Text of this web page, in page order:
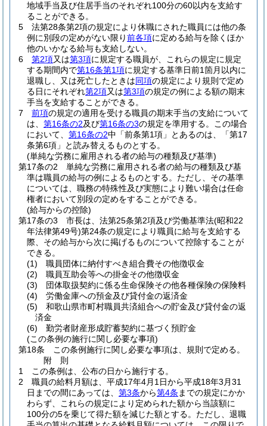
地域手当及び住居手当のそれぞれ100分の60以内を支給す
ることができる。
5
法第28条第2項の規定により休職にされた職員には他の条
例に別段の定めがない限り前各項に定める給与を除くほか
他のいかなる給与も支給しない。
6
第2項又は第3項に規定する職員が、これらの規定に規定
する期間内で第16条第1項に規定する基準日前1箇月以内に
退職し、又は死亡したときは同項の規定により規則で定め
る日にそれぞれ第2項又は第3項の規定の例による額の期末
手当を支給することができる。
7
前項の規定の適用を受ける職員の期末手当の支給について
は、 第16条の2及び第16条の3の規定を準用する。
この場合
において、 第16条の2中「前条第1項」とあるのは、「第17
条第6項」と読み替えるものとする。
(単純な労務に雇用される者の給与の種類及び基準)
第17条の2
単純な労務に雇用される者の給与の種類及び基
準は職員の給与の例によるものとする。 ただし、その基準
については、職務の特殊性及び実態により難い場合は任命
権者において別段の定めをすることができる。
(給与からの控除)
第17条の3
市長は、法第25条第2項及び労働基準法(昭和22
年法律第49号)第24条の規定により職員に給与を支給する
際、その給与から次に掲げるものについて控除することが
できる。
(1)
職員団体に納付すべき組合費その他徴収金
(2)
職員互助会等への掛金その他徴収金
(3)
団体取扱契約に係る生命保険その他各種保険の保険料
(4)
労働金庫への預金及び貸付金の返済金
(5)
和歌山県市町村職員共済組合への貯金及び貸付金の返
済金
(6)
勤労者財産形成貯蓄契約に基づく預貯金
(この条例の施行に関し必要な事項)
第18条
この条例施行に関し必要な事項は、規則で定める。
附 則
1
この条例は、公布の日から施行する。
2
職員の給料月額は、平成17年4月1日から平成18年3月31
日までの間にあっては、 第3条から第4条 までの規定にかか
わらず、これらの規定により定められた額から当該額に
100分の5を乗じて得た額を減じた額とする。 ただし、退職